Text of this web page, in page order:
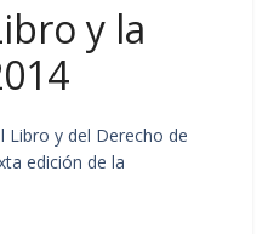
y la
Libro y del Derecho de
edición de la